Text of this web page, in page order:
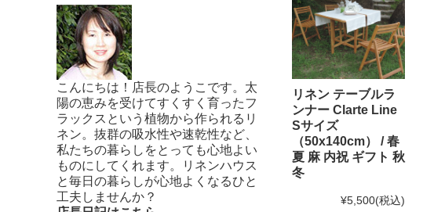
リネン テーブルラ
ンナー Clarte Line
Sサイズ
（50x140cm） / 春
夏 麻 内祝 ギフト 秋
冬
¥5,500(税込)
こんにちは！店長のようこです。太
陽の恵みを受けてすくすく育ったフ
ラックスという植物から作られるリ
ネン。抜群の吸水性や速乾性など、
私たちの暮らしをとっても心地よい
ものにしてくれます。リネンハウス
と毎日の暮らしが心地よくなるひと
工夫しませんか？